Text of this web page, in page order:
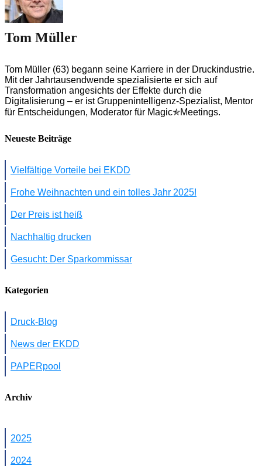
Tom Müller
Tom Müller (63) begann seine Karriere in der Druckindustrie.
Mit der Jahrtausendwende spezialisierte er sich auf
Transformation angesichts der Effekte durch die
Digitalisierung – er ist Gruppenintelligenz-Spezialist, Mentor
für Entscheidungen, Moderator für Magic✯Meetings.
Neueste Beiträge
Vielfältige Vorteile bei EKDD
Frohe Weihnachten und ein tolles Jahr 2025!
Der Preis ist heiß
Nachhaltig drucken
Gesucht: Der Sparkommissar
Kategorien
Druck-Blog
News der EKDD
PAPERpool
Archiv
2025
2024